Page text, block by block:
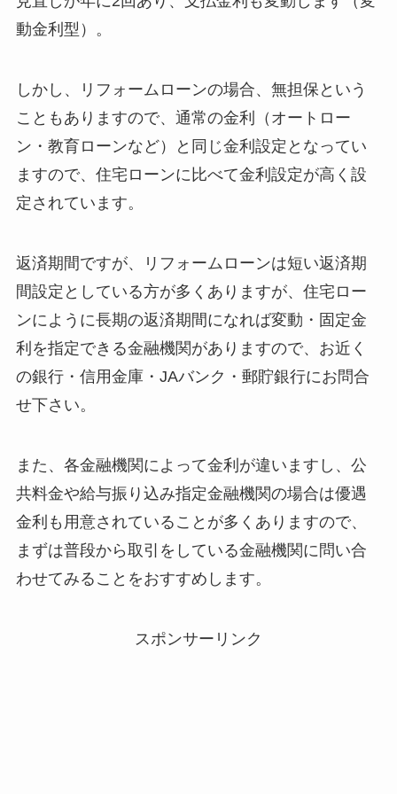
動金利型）。
しかし、リフォームローンの場合、無担保という
こともありますので、通常の金利（オートロー
ン・教育ローンなど）と同じ金利設定となってい
ますので、住宅ローンに比べて金利設定が高く設
定されています。
返済期間ですが、リフォームローンは短い返済期
間設定としている方が多くありますが、住宅ロー
ンにように長期の返済期間になれば変動・固定金
利を指定できる金融機関がありますので、お近く
の銀行・信用金庫・JAバンク・郵貯銀行にお問合
せ下さい。
また、各金融機関によって金利が違いますし、公
共料金や給与振り込み指定金融機関の場合は優遇
金利も用意されていることが多くありますので、
まずは普段から取引をしている金融機関に問い合
わせてみることをおすすめします。
スポンサーリンク